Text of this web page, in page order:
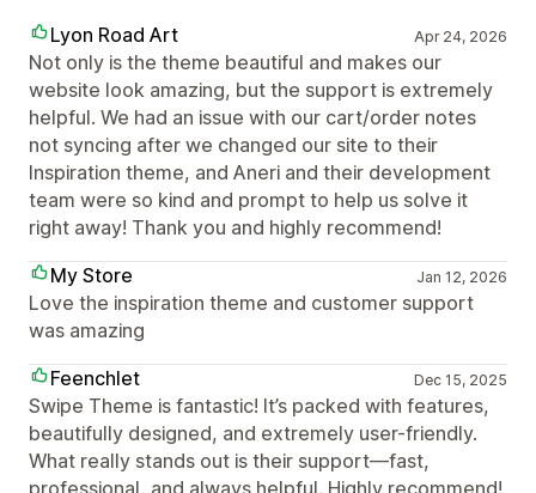
Lyon Road Art Apr 24, 2026
Not only is the theme beautiful and makes our
website look amazing, but the support is extremely
helpful. We had an issue with our cart/order notes
not syncing after we changed our site to their
Inspiration theme, and Aneri and their development
team were so kind and prompt to help us solve it
right away! Thank you and highly recommend!
My Store
Jan 12, 2026
Love the inspiration theme and customer support
was amazing
Feenchlet
Dec 15, 2025
Swipe Theme is fantastic! It’s packed with features,
beautifully designed, and extremely user-friendly.
What really stands out is their support—fast,
professional, and always helpful. Highly recommend!